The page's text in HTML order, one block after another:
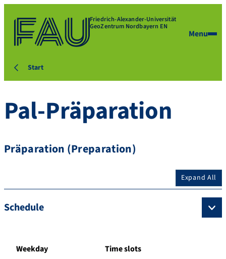
Friedrich-Alexander-Universität
GeoZentrum Nordbayern EN
Menu
Start
Pal-Präparation
Präparation (Preparation)
Expand All
Schedule
Weekday Time slots